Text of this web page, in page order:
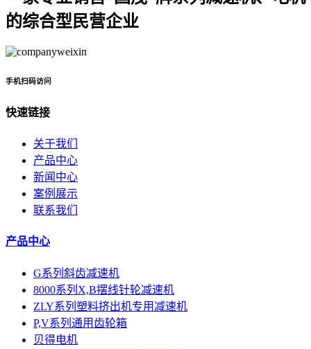
的综合型民营企业
手机扫码访问
快速链接
关于我们
产品中心
新闻中心
案例展示
联系我们
产品中心
G系列斜齿减速机
8000系列X,B摆线针轮减速机
ZLY系列塑料挤出机专用减速机
P,V系列通用齿轮箱
贝得电机